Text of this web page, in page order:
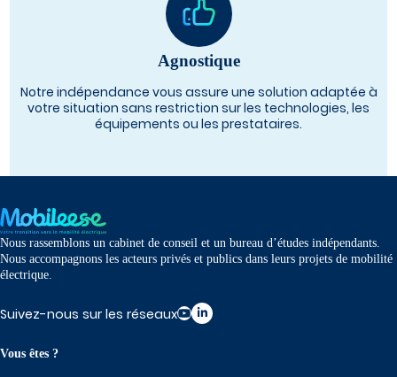
Agnostique
Notre indépendance vous assure une solution adaptée à
votre situation sans restriction sur les technologies, les
équipements ou les prestataires.
Nous rassemblons un cabinet de conseil et un bureau d’études indépendants.
Nous accompagnons les acteurs privés et publics dans leurs projets de mobilité
électrique.
Suivez-nous sur les réseaux
Vous êtes ?